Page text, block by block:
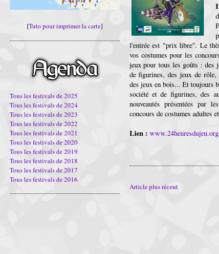
[Tuto pour imprimer la carte]
Tous les festivals de 2025
Tous les festivals de 2024
Tous les festivals de 2023
Tous les festivals de 2022
Tous les festivals de 2021
Tous les festivals de 2020
Tous les festivals de 2019
Tous les festivals de 2018
Tous les festivals de 2017
Tous les festivals de 2016
l'entrée est "prix libre". Le
vos costumes pour les
jeux pour tous les goûts : des
de figurines, des jeux de
des jeux en bois... Et toujours
société et de figurines, des
nouveautés présentées par
concours de costumes adultes
Lien : www.24heuresdujeu.org
Article plus récent